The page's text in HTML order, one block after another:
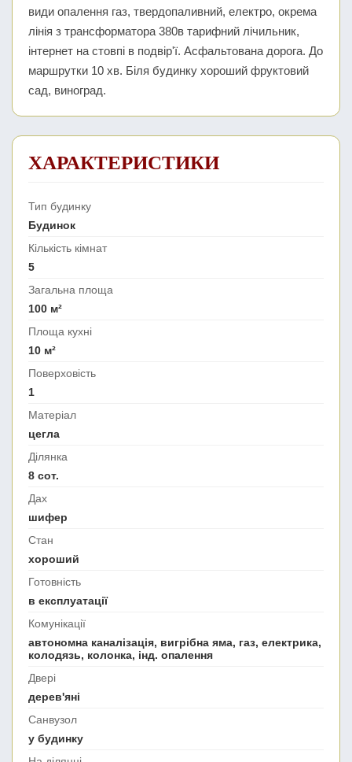
види опалення газ, твердопаливний, електро, окрема
лінія з трансформатора 380в тарифний лічильник,
інтернет на стовпі в подвір'ї. Асфальтована дорога. До
маршрутки 10 хв. Біля будинку хороший фруктовий
сад, виноград.
ХАРАКТЕРИСТИКИ
Тип будинку
Будинок
Кількість кімнат
5
Загальна площа
100 м²
Площа кухні
10 м²
Поверховість
1
Матеріал
цегла
Ділянка
8 сот.
Дах
шифер
Стан
хороший
Готовність
в експлуатації
Комунікації
автономна каналізація, вигрібна яма, газ, електрика,
колодязь, колонка, інд. опалення
Двері
дерев'яні
Санвузол
у будинку